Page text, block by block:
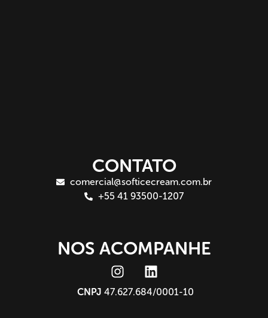
CONTATO
comercial@softicecream.com.br
+55 41 93500-1207
NOS ACOMPANHE
CNPJ 47.627.684/0001-10